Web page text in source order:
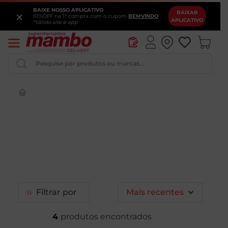
BAIXE NOSSO APLICATIVO
10%OFF na 1ª compra com o cupom BEMVINDO
*Válido site e app
BAIXAR
APLICATIVO
×
Pesquise por produtos ou marcas...
Filtrar Mais recentes
4